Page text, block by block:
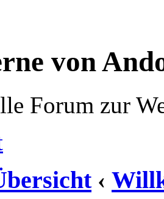
von
Forum zur
‹